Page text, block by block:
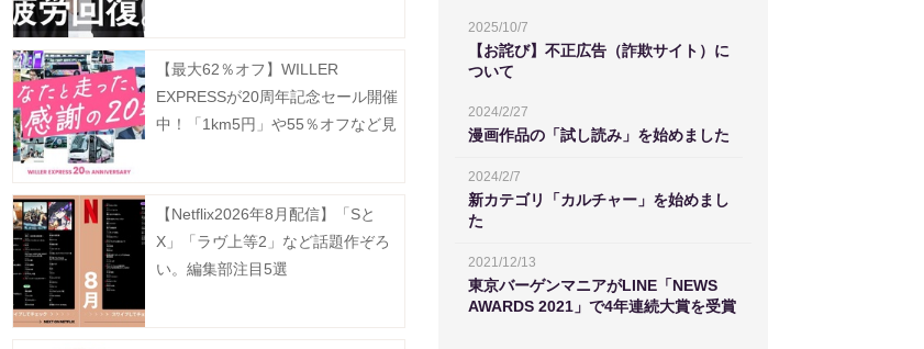
【最大62％オフ】WILLER
EXPRESSが20周年記念セール開催
中！「1km5円」や55％オフなど見
【Netflix2026年8月配信】「Sと
X」「ラヴ上等2」など話題作ぞろ
い。編集部注目5選
2025/10/7
【お詫び】不正広告（詐欺サイト）に
ついて
2024/2/27
漫画作品の「試し読み」を始めました
2024/2/7
新カテゴリ「カルチャー」を始めまし
た
2021/12/13
東京バーゲンマニアがLINE「NEWS
AWARDS 2021」で4年連続大賞を受賞